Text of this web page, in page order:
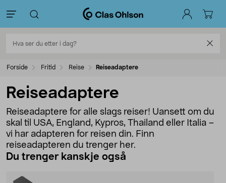
Forside Fritid Reise Reiseadaptere
Reiseadaptere
Reiseadaptere for alle slags reiser! Uansett om du
skal til USA, England, Kypros, Thailand eller Italia –
vi har adapteren for reisen din. Finn
reiseadapteren du trenger her.
Du trenger kanskje også